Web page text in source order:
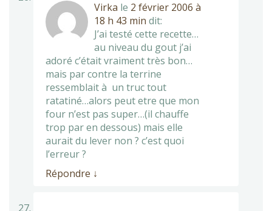
Virka le 2 février 2006 à
18 h 43 min dit:
J’ai testé cette recette…
au niveau du gout j’ai
adoré c’était vraiment très bon…
mais par contre la terrine
ressemblait à un truc tout
ratatiné…alors peut etre que mon
four n’est pas super…(il chauffe
trop par en dessous) mais elle
aurait du lever non ? c’est quoi
l’erreur ?
Répondre ↓